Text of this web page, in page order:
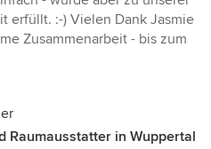
erfüllt. :-) Vielen Dank Jasmie
Zusammenarbeit - bis zum
Raumausstatter in Wuppertal